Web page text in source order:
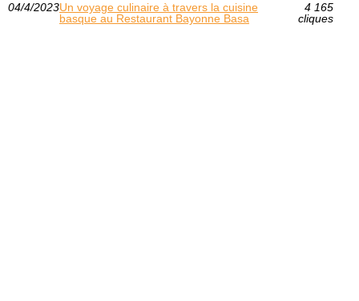
04/4/2023Un voyage culinaire à travers la cuisine
basque au Restaurant Bayonne Basa
4 165
cliques